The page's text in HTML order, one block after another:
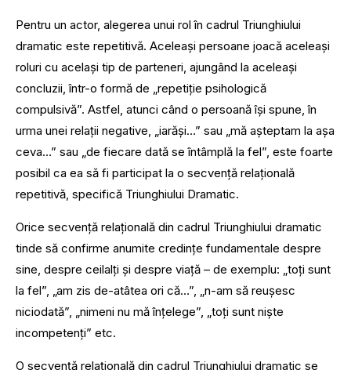
Pentru un actor, alegerea unui rol în cadrul Triunghiului
dramatic este repetitivă. Aceleaşi persoane joacă aceleaşi
roluri cu acelaşi tip de parteneri, ajungând la aceleaşi
concluzii, într-o formă de „repetiţie psihologică
compulsivă”. Astfel, atunci când o persoană îşi spune, în
urma unei relaţii negative, „iarăşi…” sau „mă aşteptam la aşa
ceva…” sau „de fiecare dată se întâmplă la fel”, este foarte
posibil ca ea să fi participat la o secvenţă relaţională
repetitivă, specifică Triunghiului Dramatic.
Orice secvenţă relaţională din cadrul Triunghiului dramatic
tinde să confirme anumite credinţe fundamentale despre
sine, despre ceilalţi şi despre viaţă – de exemplu: „toţi sunt
la fel”, „am zis de-atâtea ori că…”, „n-am să reuşesc
niciodată”, „nimeni nu mă înţelege”, „toţi sunt nişte
incompetenţi” etc.
O secvenţă relaţională din cadrul Triunghiului dramatic se